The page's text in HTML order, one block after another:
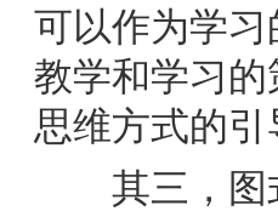
可以作为学
教学和学习
思维方式的引
其三，图式